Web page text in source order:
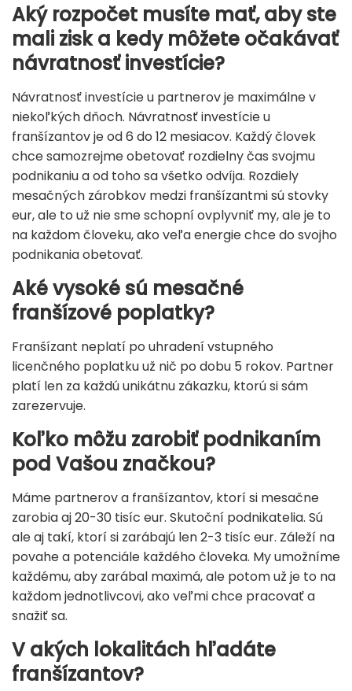
Aký rozpočet musíte mať, aby ste
mali zisk a kedy môžete očakávať
návratnosť investície?
Návratnosť investície u partnerov je maximálne v
niekoľkých dňoch. Návratnosť investície u
franšízantov je od 6 do 12 mesiacov. Každý človek
chce samozrejme obetovať rozdielny čas svojmu
podnikaniu a od toho sa všetko odvíja. Rozdiely
mesačných zárobkov medzi franšízantmi sú stovky
eur, ale to už nie sme schopní ovplyvniť my, ale je to
na každom človeku, ako veľa energie chce do svojho
podnikania obetovať.
Aké vysoké sú mesačné
franšízové poplatky?
Franšízant neplatí po uhradení vstupného
licenčného poplatku už nič po dobu 5 rokov. Partner
platí len za každú unikátnu zákazku, ktorú si sám
zarezervuje.
Koľko môžu zarobiť podnikaním
pod Vašou značkou?
Máme partnerov a franšízantov, ktorí si mesačne
zarobia aj 20-30 tisíc eur. Skutoční podnikatelia. Sú
ale aj takí, ktorí si zarábajú len 2-3 tisíc eur. Záleží na
povahe a potenciále každého človeka. My umožníme
každému, aby zarábal maximá, ale potom už je to na
každom jednotlivcovi, ako veľmi chce pracovať a
snažiť sa.
V akých lokalitách hľadáte
franšízantov?